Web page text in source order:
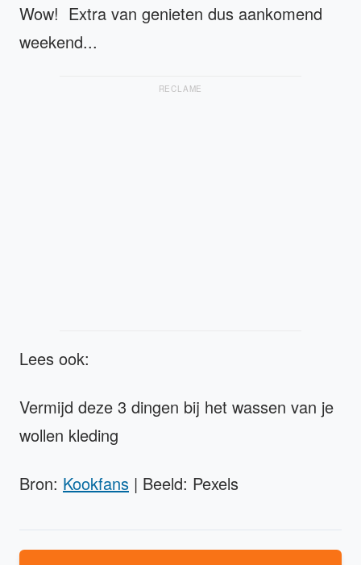
Wow! Extra van genieten dus aankomend
weekend...
RECLAME
Lees ook:
Vermijd deze 3 dingen bij het wassen van je
wollen kleding
Bron: Kookfans | Beeld: Pexels